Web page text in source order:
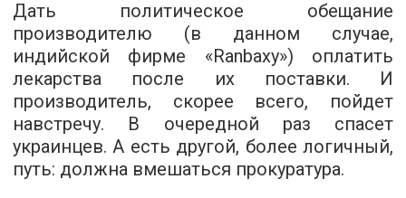
Дать политическое обещание
производителю (в данном случае,
индийской фирме «Ranbaxy») оплатить
лекарства после их поставки. И
производитель, скорее всего, пойдет
навстречу. В очередной раз спасет
украинцев. А есть другой, более логичный,
путь: должна вмешаться прокуратура.